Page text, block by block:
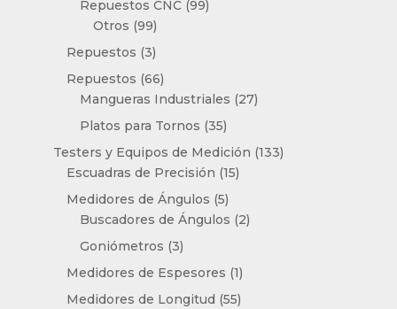
productos
Repuestos CNC 9999
Otros 9999
productos
Repuestos 33
productos
Repuestos 6666
productos
Mangueras Industriales 2727
Platos para Tornos 3535
productos
Testers y Equipos de Medición 133133
Escuadras de Precisión 1515
Medidores de Ángulos 55
productos
Buscadores de Ángulos 22
Goniómetros 33
productos
Medidores de Espesores 11
producto
Medidores de Longitud 5555